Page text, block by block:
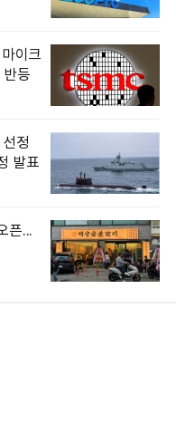
이크
반등
정
발표
픈...